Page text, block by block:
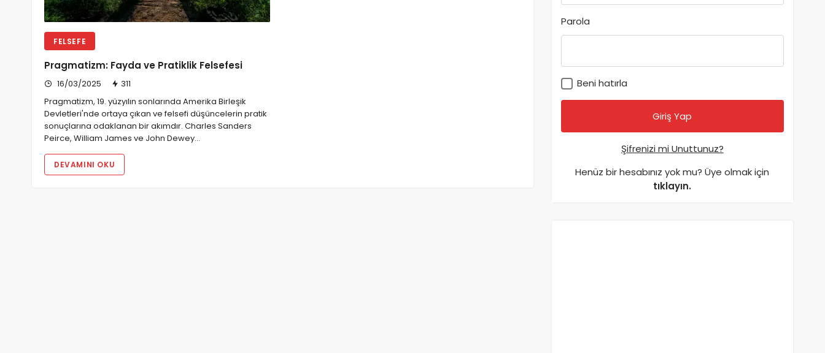
FELSEFE
Pragmatizm: Fayda ve Pratiklik Felsefesi
16/03/2025
311
Pragmatizm, 19. yüzyılın sonlarında Amerika Birleşik
Devletleri'nde ortaya çıkan ve felsefi düşüncelerin pratik
sonuçlarına odaklanan bir akımdır. Charles Sanders
Peirce, William James ve John Dewey…
DEVAMINI OKU
Parola
Beni hatırla
Şifrenizi mi Unuttunuz?
Henüz bir hesabınız yok mu? Üye olmak için
tıklayın.